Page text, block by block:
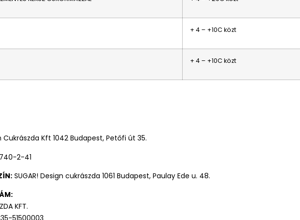
+ 4 – +10C közt
+ 4 – +10C közt
Cukrászda Kft 1042 Budapest, Petőfi út 35.
2-41
SUGAR! Design cukrászda 1061 Budapest, Paulay Ede u. 48.
KFT.